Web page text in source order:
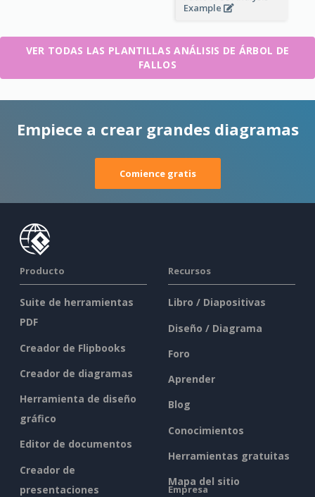
Example
VER TODAS LAS PLANTILLAS ANÁLISIS DE ÁRBOL DE
FALLOS
Empiece a crear grandes diagramas
Comience gratis
Producto
Suite de herramientas
PDF
Creador de Flipbooks
Creador de diagramas
Herramienta de diseño
gráfico
Editor de documentos
Creador de
presentaciones
Recursos
Libro / Diapositivas
Diseño / Diagrama
Foro
Aprender
Blog
Conocimientos
Herramientas gratuitas
Mapa del sitio
Empresa